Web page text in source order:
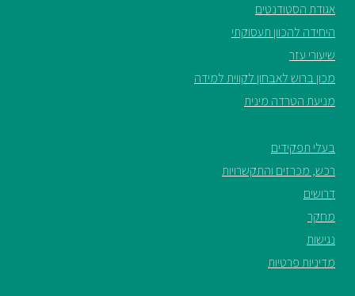
אגודת הסטודנטים
היחידה להכוון תעסוקתי
שיעורי עזר
מכון ברוש לאבחון לקווית למידה
מניעת הטרדה מינית
בעלי תפקידים
רכש, מכרזים והתקשרויות
דרושים
מחקר
נגישות
מדיניות פרטיות